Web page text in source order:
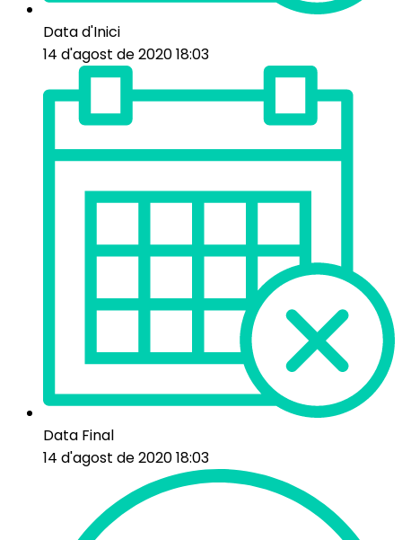
Data d'Inici
14 d'agost de 2020 18:03
Data Final
14 d'agost de 2020 18:03